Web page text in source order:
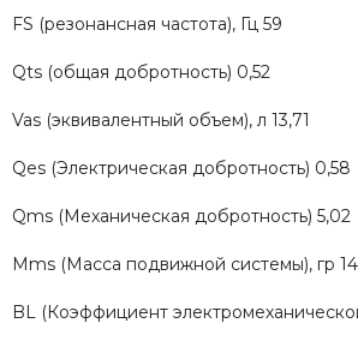
FS (резонансная частота), Гц 59
Qts (общая добротность) 0,52
Vas (эквивалентный объем), л 13,71
Qes (Электрическая добротность) 0,58
Qms (Механическая добротность) 5,02
Mms (Масса подвижной системы), гр
BL (Коэффициент электромеханической